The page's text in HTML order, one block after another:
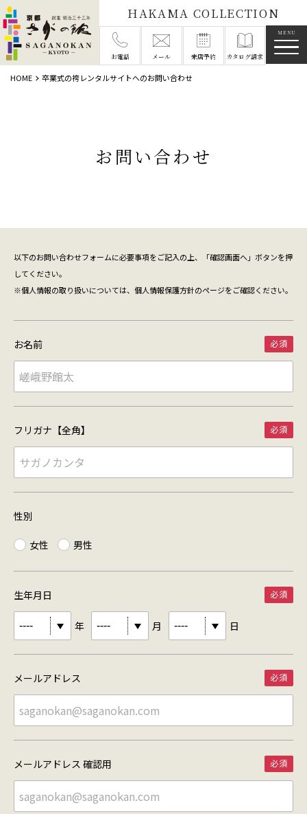
HAKAMA COLLECTION
お電話 メール 来店予約 カタログ請求
HOME 卒業式の袴レンタルサイトへのお問い合わせ
お問い合わせ
以下のお問い合わせフォームに必要事項をご記入の上、「確認画面へ」ボタンを押
してください。
※個人情報の取り扱いについては、 個人情報保護方針のページをご確認ください。
お名前
フリガナ【全角】
性別
女性 男性
生年月日
年 月 日
メールアドレス
メールアドレス 確認用
メニ